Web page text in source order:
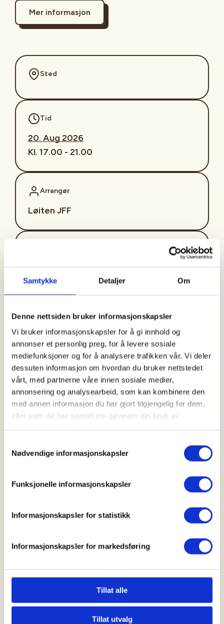
Samtykke Detaljer Om
Denne nettsiden bruker informasjonskapsler
Vi bruker informasjonskapsler for å gi innhold og
annonser et personlig preg, for å levere sosiale
mediefunksjoner og for å analysere trafikken vår. Vi deler
dessuten informasjon om hvordan du bruker nettstedet
vårt, med partnerne våre innen sosiale medier,
annonsering og analysearbeid, som kan kombinere den
med annen informasjon du har gjort tilgjengelig for dem,
eller som de har samlet inn gjennom din bruk av
Nødvendige informasjonskapsler
Funksjonelle informasjonskapsler
Informasjonskapsler for statistikk
Informasjonskapsler for markedsføring
Tillat alle
Tillat utvalg
Mer informasjon
Sted
Tid
20. Aug 2026
Kl. 17.00 - 21.00
Arrangør
Løiten JFF
https://90995899
mette_10_7@hotmail.com
juniorer og nybegynnere.
Vi har dyktige instruktører som hjelper
nybegynnere i gang, og gir gode tips til alle som
ønsker det.
Det er mulig å låne rifle.
Patroner til kaliber 6x5, 308 og 30-06 kan kjøpes på
bana. Patroner kan kjøpes stykkevis, dersom du ikke
Husk kammerflagg! Kan kjøpes på bana hvis du ikke
eller
- årskort for 500 kr. Inkluderer så mye skyting du vil